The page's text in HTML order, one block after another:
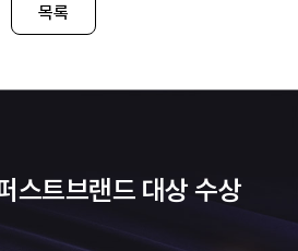
처음 선택 할 때
유학원들과는
목록
스트브랜드 대상 수상